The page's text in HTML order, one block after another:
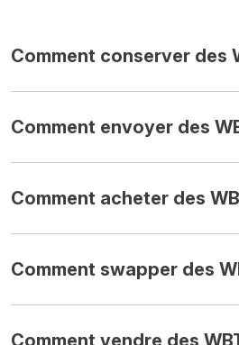
Comment conserver des
Comment envoyer des
Comment acheter des
Comment swapper des
Comment vendre des